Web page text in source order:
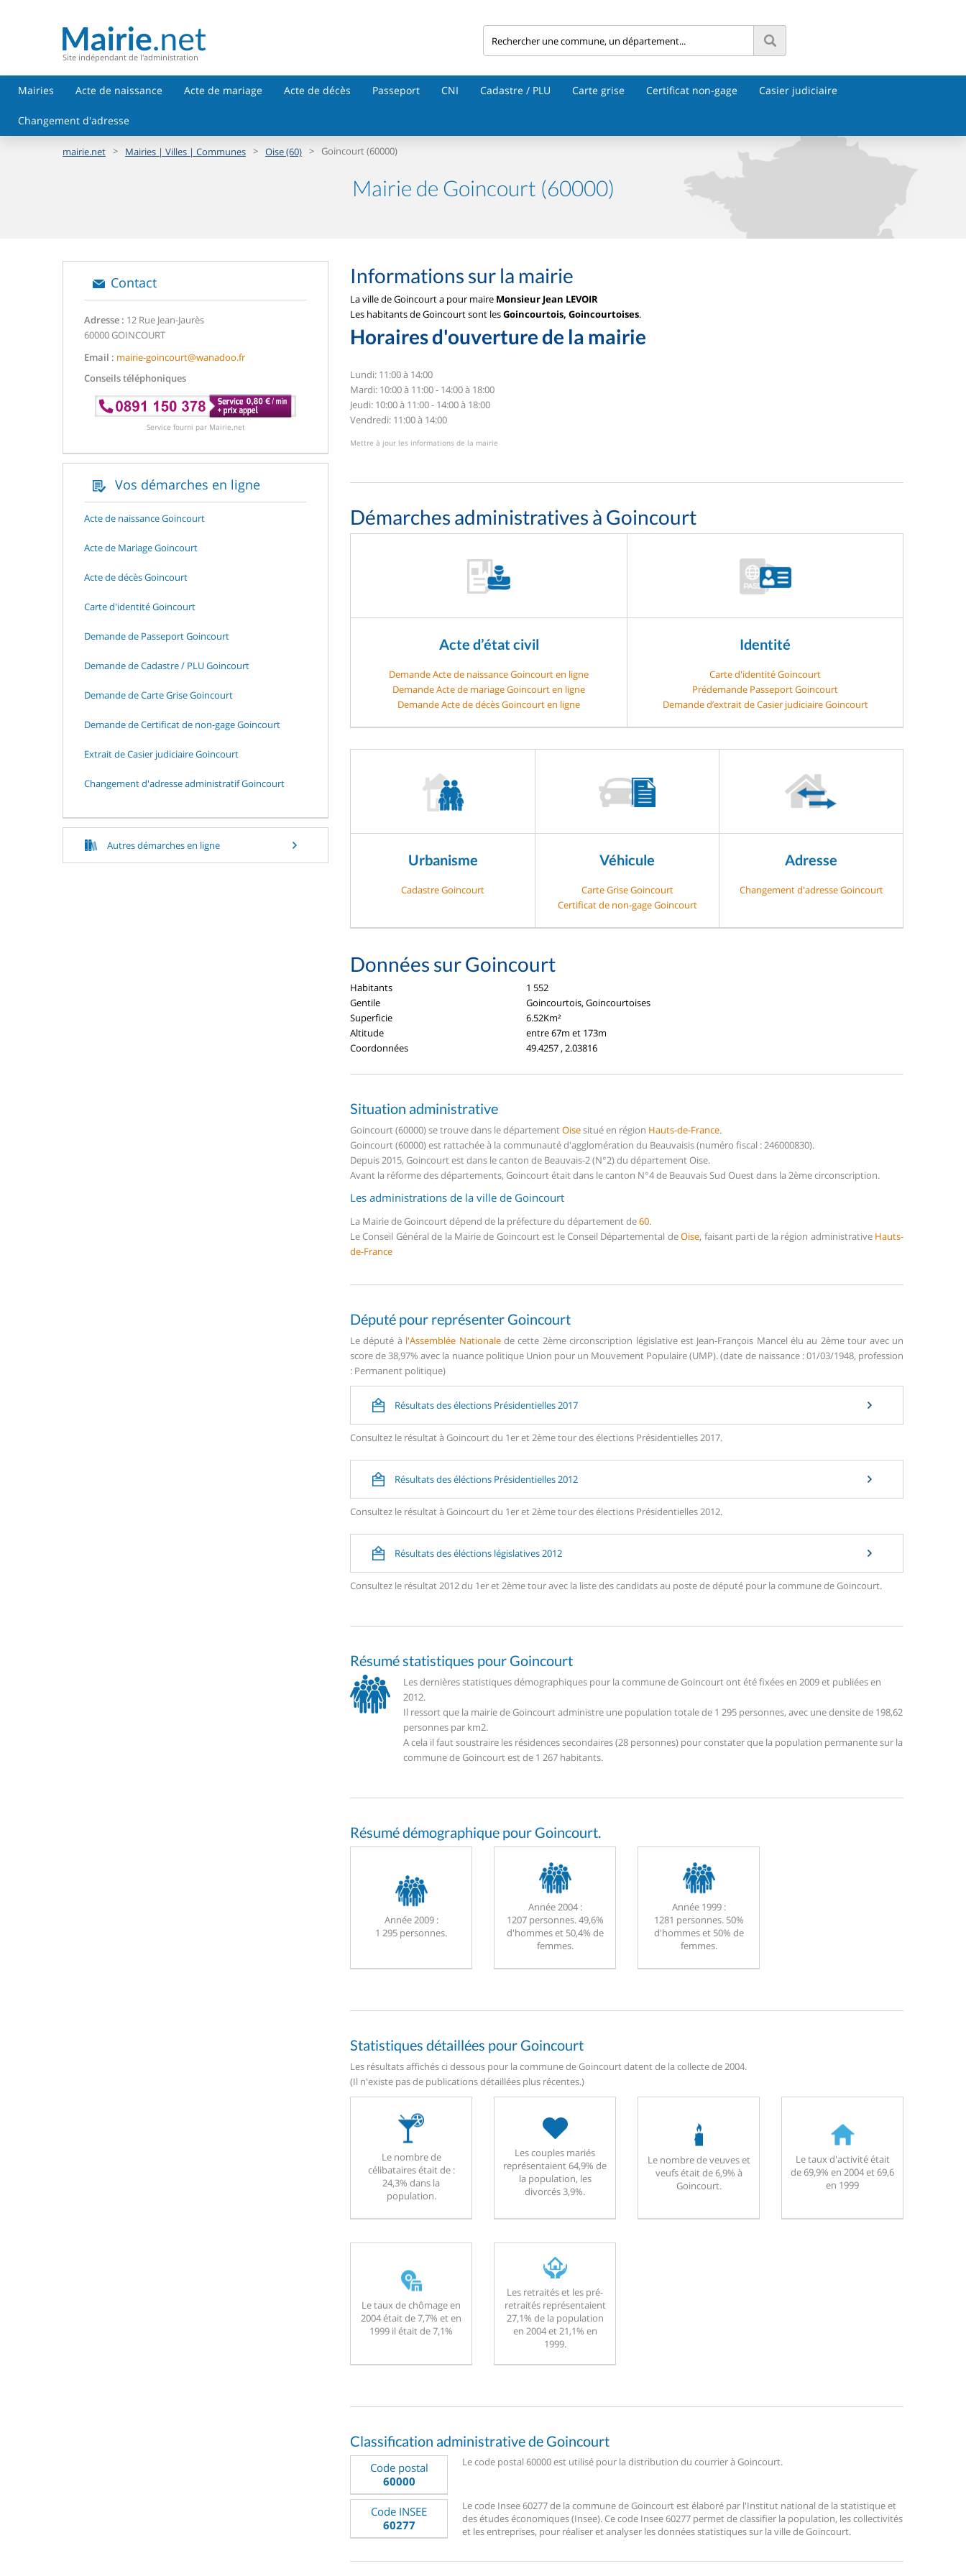
Site indépendant de l'administration
Mairies Acte de naissance Acte de mariage Acte de décès Passeport CNI Cadastre / PLU Carte grise Certificat non-gage Casier judiciaire
Changement d'adresse
mairie.net > Mairies | Villes | Communes > Oise (60) > Goincourt (60000)
Mairie de Goincourt (60000)
Contact
Adresse : 12 Rue Jean-Jaurès
60000 GOINCOURT
Email : mairie-goincourt@wanadoo.fr
Conseils téléphoniques
Service fourni par Mairie.net
Vos démarches en ligne
Acte de naissance Goincourt
Acte de Mariage Goincourt
Acte de décès Goincourt
Carte d'identité Goincourt
Demande de Passeport Goincourt
Demande de Cadastre / PLU Goincourt
Demande de Carte Grise Goincourt
Demande de Certificat de non-gage Goincourt
Extrait de Casier judiciaire Goincourt
Changement d'adresse administratif Goincourt
Autres démarches en ligne
Informations sur la mairie
La ville de Goincourt a pour maire Monsieur Jean LEVOIR
Les habitants de Goincourt sont lesGoincourtois, Goincourtoises.
Horaires d'ouverture de la mairie
Lundi: 11:00 à 14:00
Mardi: 10:00 à 11:00 - 14:00 à 18:00
Jeudi: 10:00 à 11:00 - 14:00 à 18:00
Vendredi: 11:00 à 14:00
Mettre à jour les informations de la mairie
Démarches administratives à Goincourt
Acte d’état civil
Demande Acte de naissance Goincourt en ligne
Demande Acte de mariage Goincourt en ligne
Demande Acte de décès Goincourt en ligne
Identité
Carte d'identité Goincourt
Prédemande Passeport Goincourt
Demande d’extrait de Casier judiciaire Goincourt
Urbanisme
Cadastre Goincourt
Véhicule
Carte Grise Goincourt
Certificat de non-gage Goincourt
Adresse
Changement d'adresse Goincourt
Données sur Goincourt
Habitants
1 552
Gentile
Goincourtois, Goincourtoises
Superficie
6.52Km²
Altitude
entre 67m et 173m
Coordonnées
49.4257 , 2.03816
Situation administrative
Goincourt (60000) se trouve dans le départementOisesitué en région Hauts-de-France.
Goincourt (60000) est rattachée à la communauté d'agglomération du Beauvaisis (numéro fiscal : 246000830).
Depuis 2015, Goincourt est dans le canton de Beauvais-2 (N°2) du département Oise.
Avant la réforme des départements, Goincourt était dans le canton N°4 de Beauvais Sud Ouest dans la 2ème circonscription.
Les administrations de la ville de Goincourt
La Mairie de Goincourt dépend de la préfecture du département de60.
Le Conseil Général de la Mairie de Goincourt est le Conseil Départemental deOise, faisant parti de la région administrative Hauts-
de-France
Député pour représenter Goincourt
Le député à l'Assemblée Nationalede cette 2ème circonscription législative est Jean-François Mancel élu au 2ème tour avec un
score de 38,97% avec la nuance politique Union pour un Mouvement Populaire (UMP). (date de naissance : 01/03/1948, profession
: Permanent politique)
Résultats des élections Présidentielles 2017
Consultez le résultat à Goincourt du 1er et 2ème tour des élections Présidentielles 2017.
Résultats des éléctions Présidentielles 2012
Consultez le résultat à Goincourt du 1er et 2ème tour des élections Présidentielles 2012.
Résultats des éléctions législatives 2012
Consultez le résultat 2012 du 1er et 2ème tour avec la liste des candidats au poste de député pour la commune de Goincourt.
Résumé statistiques pour Goincourt
Les dernières statistiques démographiques pour la commune de Goincourt ont été fixées en 2009 et publiées en
2012.
Il ressort que la mairie de Goincourt administre une population totale de 1 295 personnes, avec une densite de 198,62
personnes par km2.
A cela il faut soustraire les résidences secondaires (28 personnes) pour constater que la population permanente sur la
commune de Goincourt est de 1 267 habitants.
Résumé démographique pour Goincourt.
Année 2009 :
1 295 personnes.
Année 2004 :
1207 personnes. 49,6%
d'hommes et 50,4% de
femmes.
Année 1999 :
1281 personnes. 50%
d'hommes et 50% de
femmes.
Statistiques détaillées pour Goincourt
Les résultats affichés ci dessous pour la commune de Goincourt datent de la collecte de 2004.
(Il n'existe pas de publications détaillées plus récentes.)
Le nombre de
célibataires était de :
24,3% dans la
population.
Les couples mariés
représentaient 64,9% de
la population, les
divorcés 3,9%.
Le nombre de veuves et
veufs était de 6,9% à
Goincourt.
Le taux d'activité était
de 69,9% en 2004 et 69,6
en 1999
Le taux de chômage en
2004 était de 7,7% et en
1999 il était de 7,1%
Les retraités et les pré-
retraités représentaient
27,1% de la population
en 2004 et 21,1% en
1999.
Classification administrative de Goincourt
Code postal
60000
Le code postal 60000 est utilisé pour la distribution du courrier à Goincourt.
Code INSEE
60277
Le code Insee 60277 de la commune de Goincourt est élaboré par l'Institut national de la statistique et
des études économiques (Insee). Ce code Insee 60277 permet de classifier la population, les collectivités
et les entreprises, pour réaliser et analyser les données statistiques sur la ville de Goincourt.